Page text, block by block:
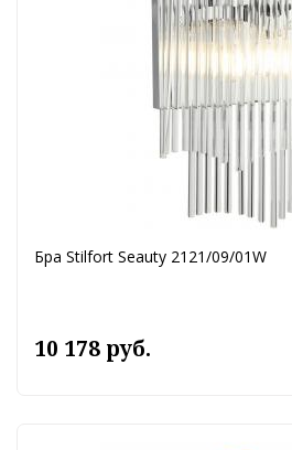
Бра Stilfort Seauty 2121/09/01W
10 178 руб.